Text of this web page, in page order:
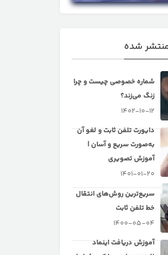
منتشر شده
شماره خصوصی چیست و چرا
زنگ می‌زند؟
1402-10-12
دایورت تلفن ثابت و لغو آن
به‌صورت سریع و آسان |
آموزش تصویری
1401-01-20
سریع‌ترین روش‌های انتقال
خط تلفن ثابت
1400-05-04
آموزش دریافت اینماد